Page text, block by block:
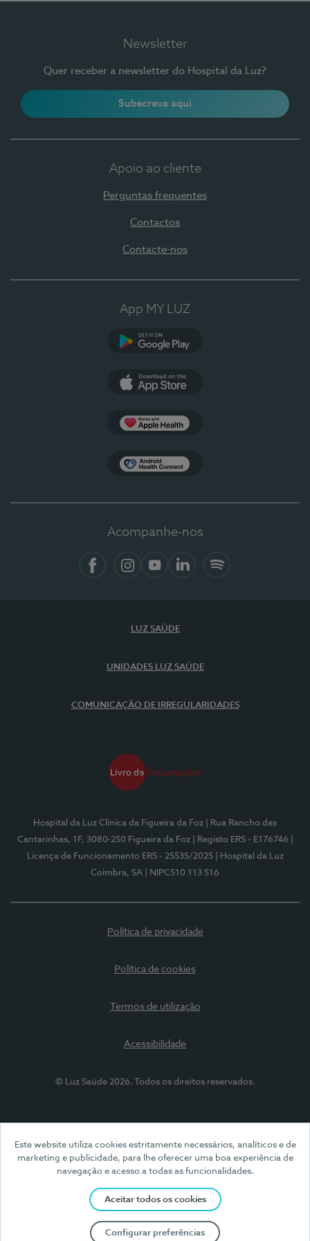
Este website utiliza cookies estritamente necessários, analíticos e de
marketing e publicidade, para lhe oferecer uma boa experiência de
navegação e acesso a todas as funcionalidades.
Aceitar todos os cookies
Configurar preferências
Newsletter
Quer receber a newsletter do Hospital da Luz?
Subscreva aqui
Apoio ao cliente
Perguntas frequentes
Contactos
Contacte-nos
App MY LUZ
Acompanhe-nos
LUZ SAÚDE
UNIDADES LUZ SAÚDE
COMUNICAÇÃO DE IRREGULARIDADES
Hospital da Luz Clínica da Figueira da Foz
| Rua Rancho das
Cantarinhas, 1F, 3080-250 Figueira da Foz
| Registo ERS - E176746
Licença de Funcionamento ERS - 25535/2025
| Hospital da Luz
Coimbra, SA
| NIPC510 113 516
Política de privacidade
Política de cookies
Termos de utilização
Acessibilidade
© Luz Saúde 2026. Todos os direitos reservados.